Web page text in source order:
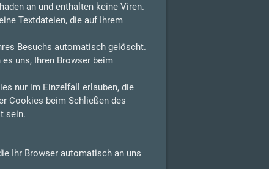
an und enthalten keine Viren.
Textdateien, die auf Ihrem
Besuchs automatisch gelöscht.
uns, Ihren Browser beim
nur im Einzelfall erlauben, die
Cookies beim Schließen des
sein.
Ihr Browser automatisch an uns